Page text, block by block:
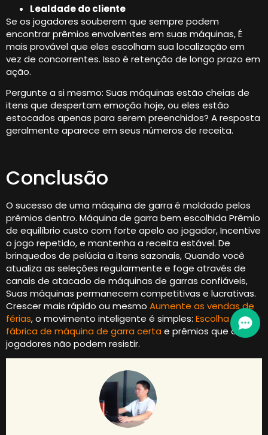
Lealdade do cliente
Se os jogadores souberem que sempre podem
encontrar prêmios envolventes em suas máquinas, É
mais provável que eles escolham sua localização em
vez de concorrentes. Isso é retenção de longo prazo em
ação.
Pergunte a si mesmo: Suas máquinas estão cheias de
itens que despertam emoção hoje, ou eles estão
estocados apenas para serem preenchidos? A resposta
geralmente aparece em seus números de receita.
Conclusão
O sucesso de uma máquina de garra é moldado pelos
prêmios dentro. Máquina de garra bem escolhida Prêmio
de equilíbrio custo com forte apelo ao jogador, Incentive
o jogo repetido, e mantenha a receita estável. De
brinquedos de pelúcia a itens sazonais, Quando você
atualiza as seleções regularmente e foge através de
canais de atacado de máquinas de garras confiáveis,
Suas máquinas permanecem competitivas e lucrativas.
Crescer mais rápido ou mesmo Aumente as vendas de
férias, o movimento inteligente é simples: Escolha a
fábrica de máquina de garra certa e prêmios que os
jogadores não podem resistir.